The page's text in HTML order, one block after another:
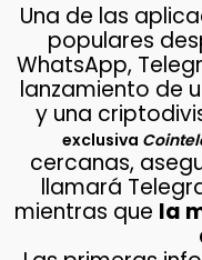
Una de las
populares
WhatsApp,
lanzamiento de
y una
exclusiva
cercanas,
llamará
mientras que la